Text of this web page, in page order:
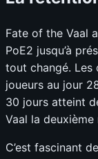
Fate of the Vaal
PoE2 jusqu’à
tout changé. Les
joueurs au jour
30 jours atteint
Vaal la
C’est fascinant